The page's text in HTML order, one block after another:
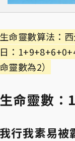
生命靈數算法：
日：
命靈數為2）
生命靈數：
我行我素易被